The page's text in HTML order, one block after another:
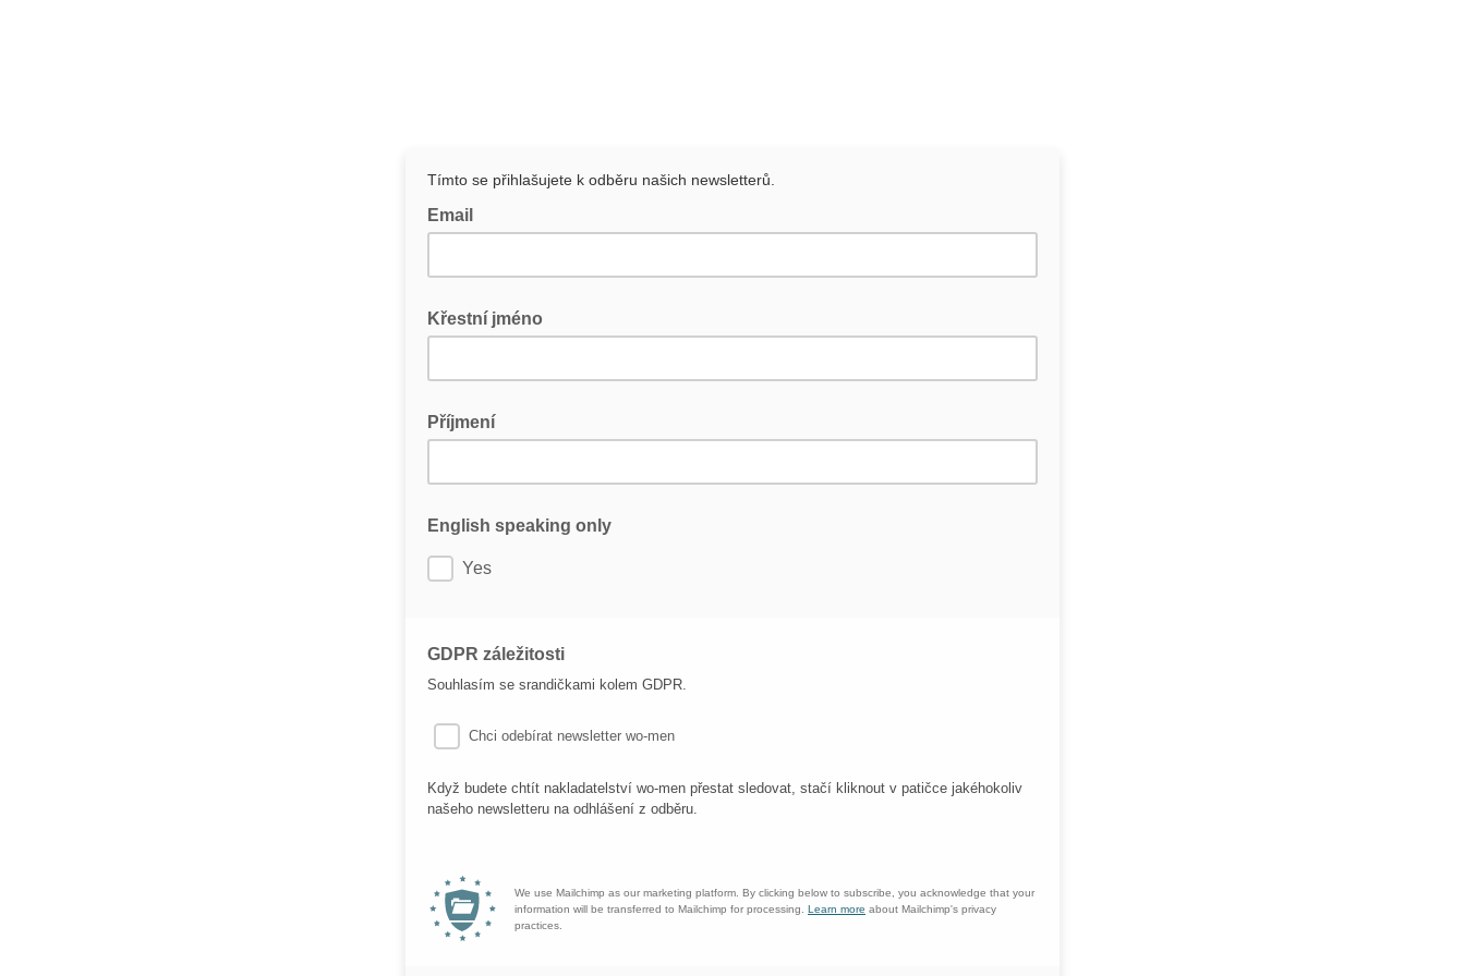
Tímto se přihlašujete k odběru našich newsletterů.
Email
Křestní jméno
Příjmení
English speaking only
Yes
GDPR záležitosti
Souhlasím se srandičkami kolem GDPR.
Chci odebírat newsletter wo-men
Když budete chtít nakladatelství wo-men přestat sledovat, stačí kliknout v patičce jakéhokoliv
našeho newsletteru na odhlášení z odběru.
We use Mailchimp as our marketing platform. By clicking below to subscribe, you acknowledge that your
information will be transferred to Mailchimp for processing. Learn more about Mailchimp's privacy
practices.